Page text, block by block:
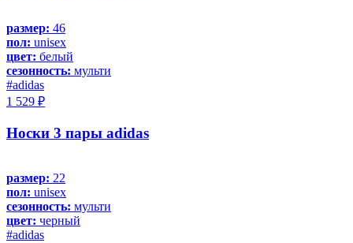
размер: 46
пол: unisex
цвет: белый
сезонность: мульти
#adidas
1 529 ₽
Носки 3 пары adidas
размер: 22
пол: unisex
сезонность: мульти
цвет: черный
#adidas